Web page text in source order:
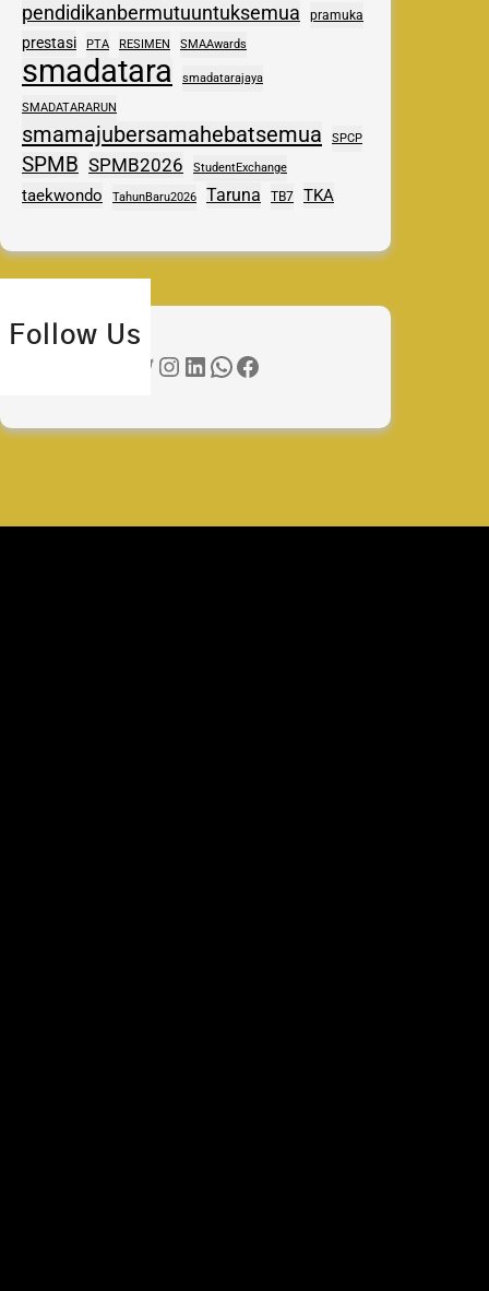
pendidikanbermutuuntuksemua pramuka
prestasi PTA RESIMEN SMAAwards
smadatara smadatarajaya
SMADATARARUN
smamajubersamahebatsemua SPCP
SPMB SPMB2026 StudentExchange
taekwondo TahunBaru2026 Taruna TB7 TKA
Follow Us
Instagram LinkedIn WhatsApp Facebook